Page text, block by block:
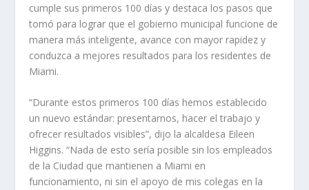
cumple sus primeros 100 días y destaca los pasos que
tomó para lograr que el gobierno municipal funcione de
manera más inteligente, avance con mayor rapidez y
conduzca a mejores resultados para los residentes de
Miami.
“Durante estos primeros 100 días hemos establecido
un nuevo estándar: presentarnos, hacer el trabajo y
ofrecer resultados visibles”, dijo la alcaldesa Eileen
Higgins. “Nada de esto sería posible sin los empleados
de la Ciudad que mantienen a Miami en
funcionamiento, ni sin el apoyo de mis colegas en la